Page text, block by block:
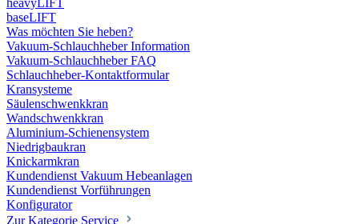
heavyLIFT
baseLIFT
Was möchten Sie heben?
Vakuum-Schlauchheber Information
Vakuum-Schlauchheber FAQ
Schlauchheber-Kontaktformular
Kransysteme
Säulenschwenkkran
Wandschwenkkran
Aluminium-Schienensystem
Niedrigbaukran
Knickarmkran
Kundendienst Vakuum Hebeanlagen
Kundendienst Vorführungen
Konfigurator
Zur Kategorie Service